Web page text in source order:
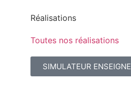
Réalisations
Toutes nos réalisations
SIMULATEUR ENSEIGNE